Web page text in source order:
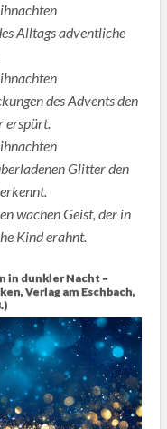
Alltags adventliche
des Advents den
erspürt.
Glitter den
wachen Geist, der in
Kind erahnt.
in dunkler Nacht –
Verlag am Eschbach,